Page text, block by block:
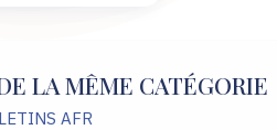
LA MÊME CATÉGORIE
AFR